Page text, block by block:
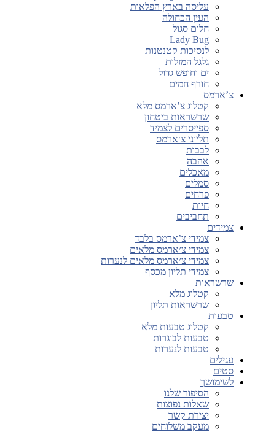
עליסה בארץ הפלאות
העין הכחולה
חלום סגול
Lady Bug
לנסיכות קטנטנות
גלגל המזלות
ים וחופש גדול
חורף חמים
צ’ארמס
קטלוג צ’ארמס מלא
שרשראות ביטחון
ספייסרים לצמיד
תליוני צ׳ארמס
לבבות
אהבה
מאכלים
סמלים
פרחים
חיות
תחביבים
צמידים
צמידי צ’ארמס בלבד
צמידי צ׳ארמס מלאים
צמידי צ׳ארמס מלאים לנערות
צמידי תליון מכסף
שרשראות
קטלוג מלא
שרשראות תליון
טבעות
קטלוג טבעות מלא
טבעות לבוגרות
טבעות לנערות
עגילים
סטים
לשימושך
הסיפור שלנו
שאלות נפוצות
יצירת קשר
מעקב משלוחים